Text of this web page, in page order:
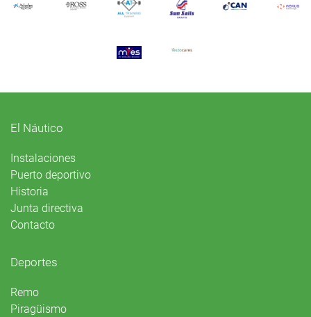
El Náutico
Instalaciones
Puerto deportivo
Historia
Junta directiva
Contacto
Deportes
Remo
Piragüismo